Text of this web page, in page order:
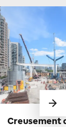
Creusement